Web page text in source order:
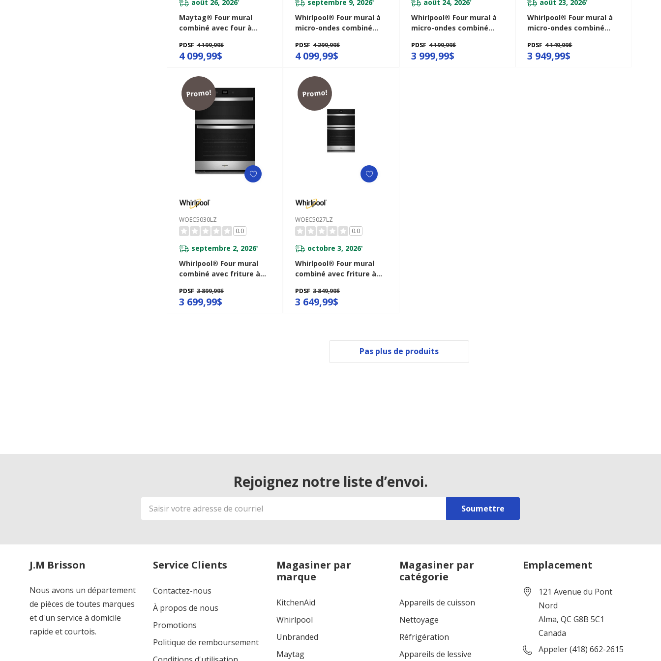
août 26, 2026*
Maytag® Four mural
combiné avec four à
air et panier - 30 po - 6,4
pi cu MOEC6030LZ
PDSF 4 199,99$
4 099,99$
septembre 9, 2026*
Whirlpool® Four mural à
micro-ondes combiné
cu WOEC7030PV
PDSF 4 299,99$
4 099,99$
août 24, 2026*
Whirlpool® Four mural à
micro-ondes combiné
cu WOEC7030PZ
PDSF 4 199,99$
3 999,99$
août 23, 2026*
Whirlpool® Four mural à
micro-ondes combiné
cu WOEC7027PZ
PDSF 4 149,99$
3 949,99$
Promo!
WOEC5030LZ
0.0
septembre 2, 2026*
Whirlpool® Four mural
combiné avec friture à
total WOEC5030LZ
PDSF 3 899,99$
3 699,99$
Promo!
WOEC5027LZ
0.0
octobre 3, 2026*
Whirlpool® Four mural
combiné avec friture à
total WOEC5027LZ
PDSF 3 849,99$
3 649,99$
Pas plus de produits
Rejoignez notre liste d’envoi.
Adresse
de
J.M Brisson
Nous avons un département
de pièces de toutes marques
et d'un service à domicile
rapide et courtois.
Service Clients
Contactez-nous
À propos de nous
Promotions
Politique de remboursement
Magasiner par
marque
KitchenAid
Whirlpool
Unbranded
Maytag
Magasiner par
catégorie
Appareils de cuisson
Nettoyage
Réfrigération
Appareils de lessive
Emplacement
121 Avenue du Pont
Nord
Alma, QC G8B 5C1
Canada
Appeler (418) 662-2615